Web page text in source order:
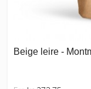
Beige leire -